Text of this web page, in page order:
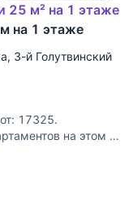
25 м² на 1 этаже
на 1 этаже
, 3-й Голутвинский
17325.
на этом и
с келером
апартамента).
санузел,